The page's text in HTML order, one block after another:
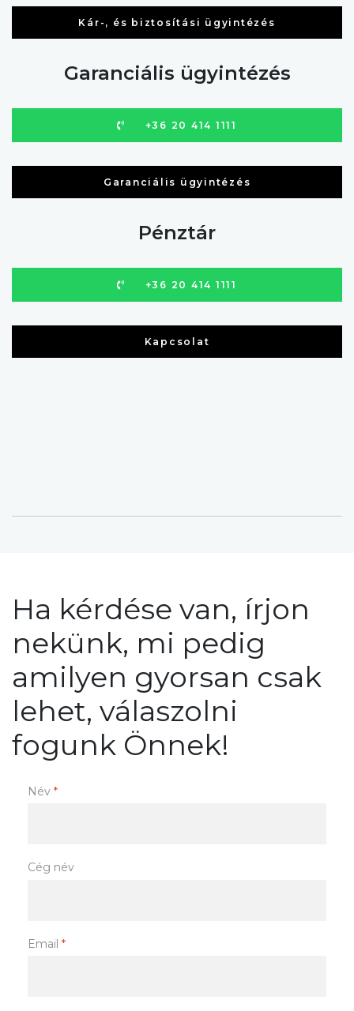
Kár-, és biztosítási ügyintézés
Garanciális ügyintézés
+36 20 414 1111
Garanciális ügyintézés
Pénztár
+36 20 414 1111
Kapcsolat
Ha kérdése van, írjon
nekünk, mi pedig
amilyen gyorsan csak
lehet, válaszolni
fogunk Önnek!
Név *
Cég név
Email *